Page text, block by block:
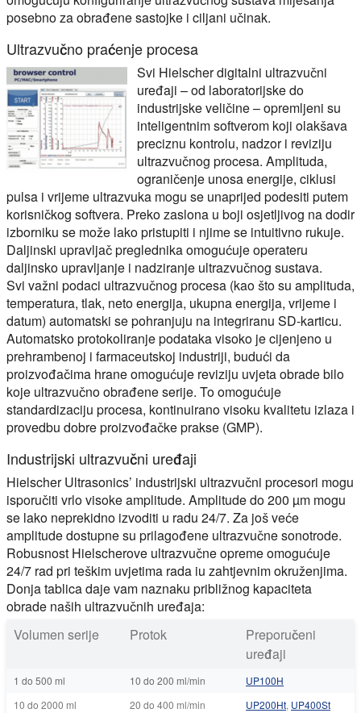
posebno za obrađene sastojke i ciljani učinak.
Ultrazvučno praćenje procesa
Svi Hielscher digitalni ultrazvučni
uređaji – od laboratorijske do
industrijske veličine – opremljeni su
inteligentnim softverom koji olakšava
preciznu kontrolu, nadzor i reviziju
ultrazvučnog procesa. Amplituda,
ograničenje unosa energije, ciklusi
pulsa i vrijeme ultrazvuka mogu se unaprijed podesiti putem
korisničkog softvera. Preko zaslona u boji osjetljivog na dodir
izborniku se može lako pristupiti i njime se intuitivno rukuje.
Daljinski upravljač preglednika omogućuje operateru
daljinsko upravljanje i nadziranje ultrazvučnog sustava.
Svi važni podaci ultrazvučnog procesa (kao što su amplituda,
temperatura, tlak, neto energija, ukupna energija, vrijeme i
datum) automatski se pohranjuju na integriranu SD-karticu.
Automatsko protokoliranje podataka visoko je cijenjeno u
prehrambenoj i farmaceutskoj industriji, budući da
proizvođačima hrane omogućuje reviziju uvjeta obrade bilo
koje ultrazvučno obrađene serije. To omogućuje
standardizaciju procesa, kontinuirano visoku kvalitetu izlaza i
provedbu dobre proizvođačke prakse (GMP).
Industrijski ultrazvučni uređaji
Hielscher Ultrasonics’ industrijski ultrazvučni procesori mogu
isporučiti vrlo visoke amplitude. Amplitude do 200 µm mogu
se lako neprekidno izvoditi u radu 24/7. Za još veće
amplitude dostupne su prilagođene ultrazvučne sonotrode.
Robusnost Hielscherove ultrazvučne opreme omogućuje
24/7 rad pri teškim uvjetima rada iu zahtjevnim okruženjima.
Donja tablica daje vam naznaku približnog kapaciteta
obrade naših ultrazvučnih uređaja:
Volumen serije
Protok
Preporučeni
uređaji
1 do 500 ml 10 do 200 ml/min
UP100H
10 do 2000 ml
20 do 400 ml/min UP200Ht, UP400St